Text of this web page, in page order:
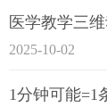
医学教学三
2025-10-02